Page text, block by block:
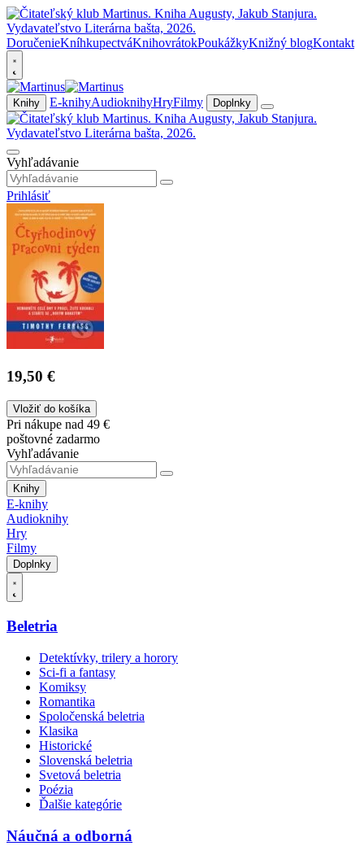
DoručenieKníhkupectváKnihovrátokPoukážkyKnižný blogKontakt
Knihy E-knihyAudioknihyHryFilmy Doplnky
Vyhľadávanie
Prihlásiť
19,50 €
Vložiť do košíka
Pri nákupe nad 49 €
poštovné zadarmo
Vyhľadávanie
Knihy
E-knihy
Audioknihy
Hry
Filmy
Doplnky
Beletria
Detektívky, trilery a horory
Sci-fi a fantasy
Komiksy
Romantika
Spoločenská beletria
Klasika
Historické
Slovenská beletria
Svetová beletria
Poézia
Ďalšie kategórie
Náučná a odborná